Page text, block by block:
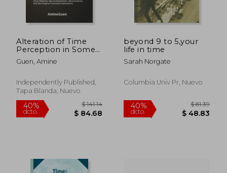
Alteration of Time
Perception in Some
Very Rare Cases of
Insomnia: Dr Amine
Somnology And
Clinical Sleep
Neurorehabilitatio
(en Inglés)
Guen, Amine
Independently Published,
Tapa Blanda, Nuevo
beyond 9 to 5,your
life in time
Sarah Norgate
Columbia Univ Pr, Nuevo